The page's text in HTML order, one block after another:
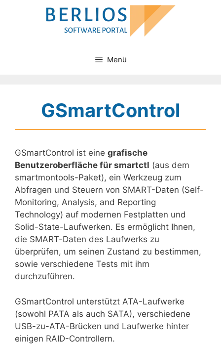
Menü
GSmartControl
GSmartControl ist eine grafische
Benutzeroberfläche für smartctl (aus dem
smartmontools-Paket), ein Werkzeug zum
Abfragen und Steuern von SMART-Daten (Self-
Monitoring, Analysis, and Reporting
Technology) auf modernen Festplatten und
Solid-State-Laufwerken. Es ermöglicht Ihnen,
die SMART-Daten des Laufwerks zu
überprüfen, um seinen Zustand zu bestimmen,
sowie verschiedene Tests mit ihm
durchzuführen.
GSmartControl unterstützt ATA-Laufwerke
(sowohl PATA als auch SATA), verschiedene
USB-zu-ATA-Brücken und Laufwerke hinter
einigen RAID-Controllern.